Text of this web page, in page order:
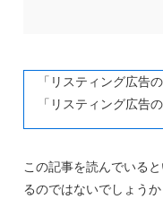
「リスティング広告
「リスティング広告
この記事を読んでいる
るのではないでしょうか